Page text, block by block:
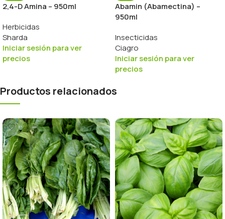
2,4-D Amina – 950ml
Herbicidas
Sharda
Iniciar sesión para ver
precios
Abamin (Abamectina) –
950ml
Insecticidas
Ciagro
Iniciar sesión para ver
precios
Productos relacionados